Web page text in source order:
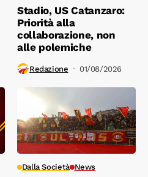
Stadio, US Catanzaro:
Priorità alla
collaborazione, non
alle polemiche
Redazione 01/08/2026
Dalla Società News